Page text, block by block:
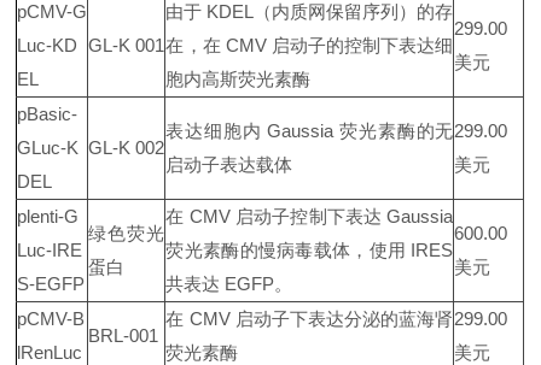
pCMV-G
Luc-KD
EL
GL-K 001
由于 KDEL（内质网保留序列）的存
在，在 CMV 启动子的控制下表达细
胞内高斯荧光素酶
299.00
美元
pBasic-
GLuc-K
DEL
GL-K 002
表达细胞内 Gaussia 荧光素酶的无
启动子表达载体
299.00
美元
plenti-G
Luc-IRE
S-EGFP
绿色荧光
蛋白
在 CMV 启动子控制下表达 Gaussia
荧光素酶的慢病毒载体，使用 IRES
共表达 EGFP。
600.00
美元
pCMV-B
lRenLuc
BRL-001
在 CMV 启动子下表达分泌的蓝海肾
荧光素酶
299.00
美元